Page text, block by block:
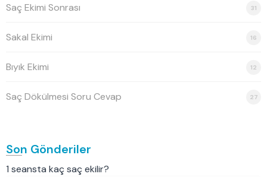
Saç Ekimi Sonrası 31
Sakal Ekimi 16
Bıyık Ekimi 12
Saç Dökülmesi Soru Cevap 27
Son Gönderiler
1 seansta kaç saç ekilir?